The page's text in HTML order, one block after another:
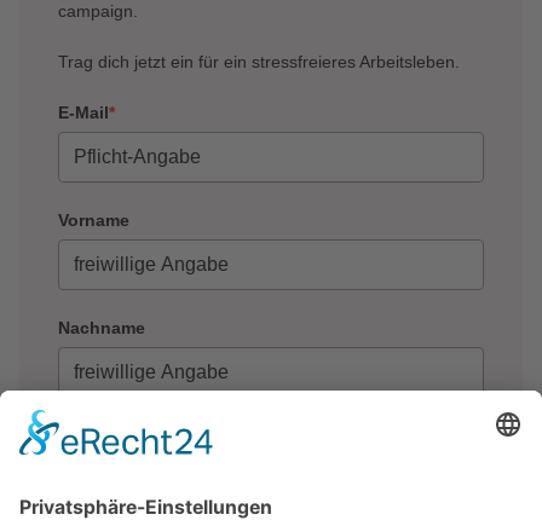
campaign.
Trag dich jetzt ein für ein stressfreieres Arbeitsleben.
E-Mail*
Vorname
Nachname
Um meinen Wartelisten-Newsletter personalisiert zu
freiwillig.